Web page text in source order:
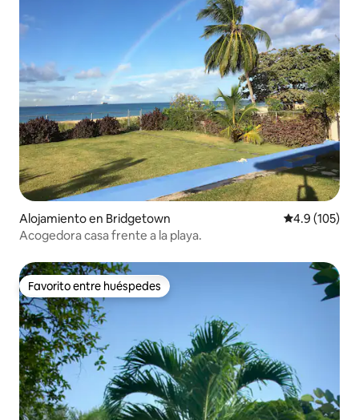
Alojamiento en Bridgetown Calificación
4.9 (105)
Acogedora casa frente a la playa.
Favorito entre huéspedes
Favorito entre huéspedes